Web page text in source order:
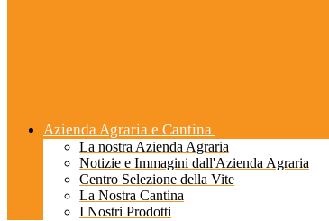
Azienda Agraria e Cantina
La nostra Azienda Agraria
Notizie e Immagini dall'Azienda Agraria
Centro Selezione della Vite
La Nostra Cantina
I Nostri Prodotti